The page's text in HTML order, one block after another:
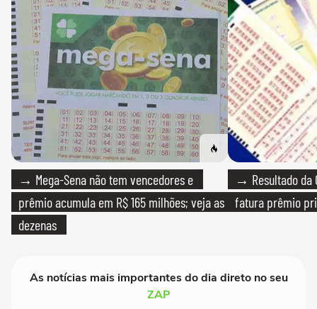
→ Mega-Sena não tem vencedores e
prêmio acumula em R$ 165 milhões; veja as
dezenas
→ Resultado da
fatura prêmio
As notícias mais importantes do dia direto no seu
ZAP